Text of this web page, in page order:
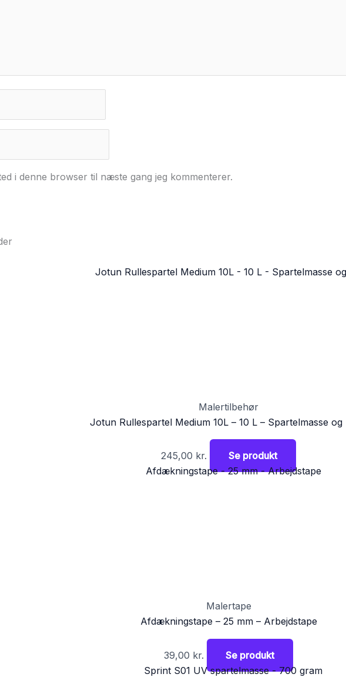
i denne browser til næste gang jeg kommenterer.
Malertilbehør
Jotun Rullespartel Medium 10L – 10 L – Spartelmasse og
245,00 kr. Se produkt
Malertape
Afdækningstape – 25 mm – Arbejdstape
39,00 kr. Se produkt